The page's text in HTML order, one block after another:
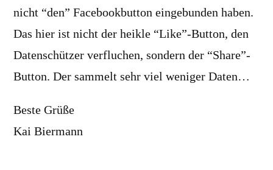
nicht “den” Facebookbutton eingebunden haben.
Das hier ist nicht der heikle “Like”-Button, den
Datenschützer verfluchen, sondern der “Share”-
Button. Der sammelt sehr viel weniger Daten…
Beste Grüße
Kai Biermann